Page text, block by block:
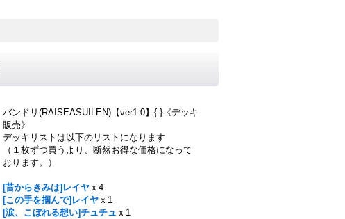
バンドリ(RAISEASUILEN)【ver1.0】{-}《デッキ
販売》
デッキリストは以下のリストになります
（１枚ずつ買うより、断然お得な価格になって
おります。）
[昔からきみは]レイヤ ｘ4
[この手を掴んで]レイヤ ｘ1
[涙、こぼれる想い]チュチュ ｘ1